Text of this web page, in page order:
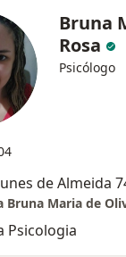
Bruna
Rosa
Psicólogo
de Almeida
Bruna Maria de
Psicologia